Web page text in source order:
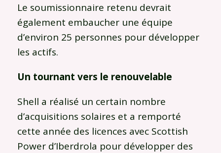
Le soumissionnaire retenu devrait
également embaucher une équipe
d’environ 25 personnes pour développer
les actifs.
Un tournant vers le renouvelable
Shell a réalisé un certain nombre
d’acquisitions solaires et a remporté
cette année des licences avec Scottish
Power d’Iberdrola pour développer des